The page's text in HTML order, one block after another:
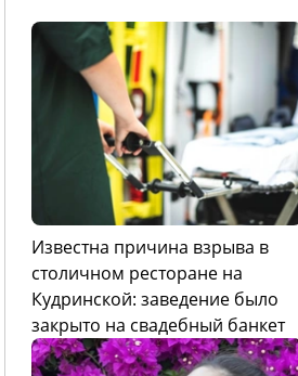
Известна причина взрыва в
столичном ресторане на
Кудринской: заведение было
закрыто на свадебный банкет